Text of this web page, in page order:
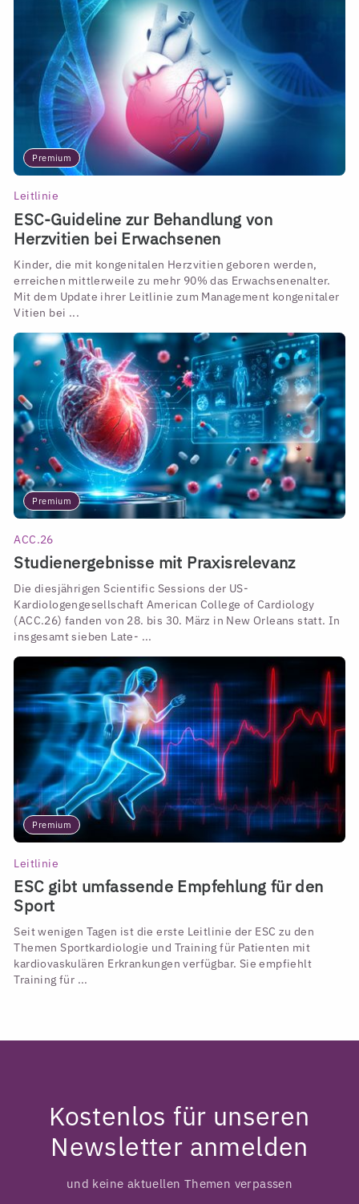
Premium
Leitlinie
ESC-Guideline zur Behandlung von
Herzvitien bei Erwachsenen
Kinder, die mit kongenitalen Herzvitien geboren werden,
erreichen mittlerweile zu mehr 90% das Erwachsenenalter.
Mit dem Update ihrer Leitlinie zum Management kongenitaler
Vitien bei ...
Premium
ACC.26
Studienergebnisse mit Praxisrelevanz
Die diesjährigen Scientific Sessions der US-
Kardiologengesellschaft American College of Cardiology
(ACC.26) fanden von 28. bis 30. März in New Orleans statt. In
insgesamt sieben Late- ...
Premium
Leitlinie
ESC gibt umfassende Empfehlung für den
Sport
Seit wenigen Tagen ist die erste Leitlinie der ESC zu den
Themen Sportkardiologie und Training für Patienten mit
kardiovaskulären Erkrankungen verfügbar. Sie empfiehlt
Training für ...
Kostenlos für unseren
Newsletter anmelden
und keine aktuellen Themen verpassen